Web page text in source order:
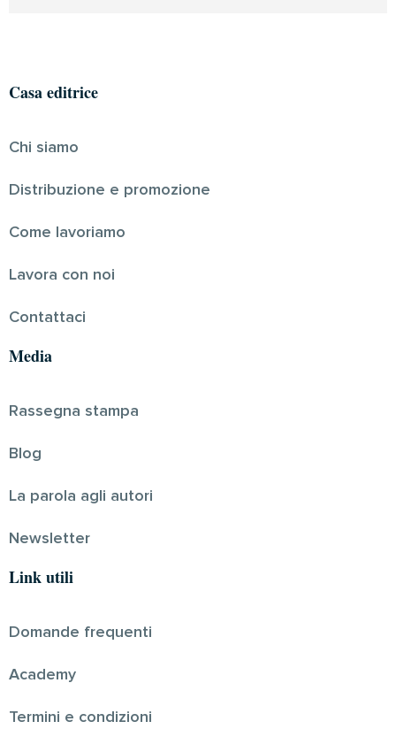
Casa editrice
Chi siamo
Distribuzione e promozione
Come lavoriamo
Lavora con noi
Contattaci
Media
Rassegna stampa
Blog
La parola agli autori
Newsletter
Link utili
Domande frequenti
Academy
Termini e condizioni